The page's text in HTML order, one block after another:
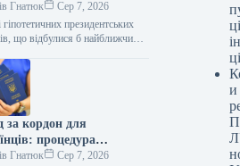
та Федорову в
нове соцопитування
Гнатюк
Сер 7, 2026
гіпотетичних президентських
що відбулися б найближчим
в першому турі, проте
би у другому турі Валерію
Михайлу…
за кордон для
процедура
паспорта стала
Гнатюк Сер 7, 2026
ці
и